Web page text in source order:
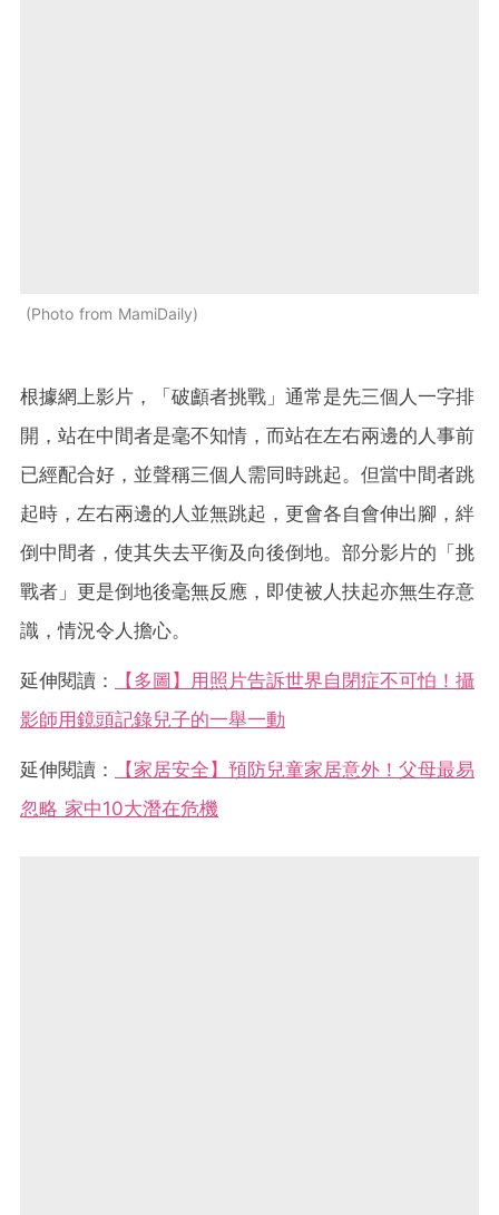
Photo from MamiDaily
根據網上影片，「破顱者挑戰」通常是先三個人一字排
開，站在中間者是毫不知情，而站在左右兩邊的人事前
已經配合好，並聲稱三個人需同時跳起。但當中間者跳
起時，左右兩邊的人並無跳起，更會各自會伸出腳，絆
倒中間者，使其失去平衡及向後倒地。部分影片的「挑
戰者」更是倒地後毫無反應，即使被人扶起亦無生存意
識，情況令人擔心。
延伸閱讀：
【多圖】用照片告訴世界自閉症不可怕！攝
影師用鏡頭記錄兒子的一舉一動
延伸閱讀：
【家居安全】預防兒童家居意外！父母最易
忽略 家中10大潛在危機